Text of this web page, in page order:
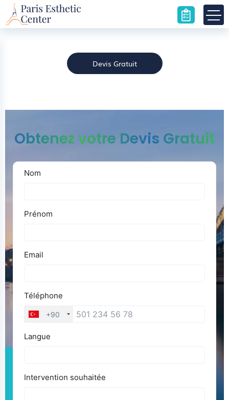
Ptose mammaire
Accueil »Ptose mammaire
Devis Gratuit
Obtenez votre Devis Gratuit